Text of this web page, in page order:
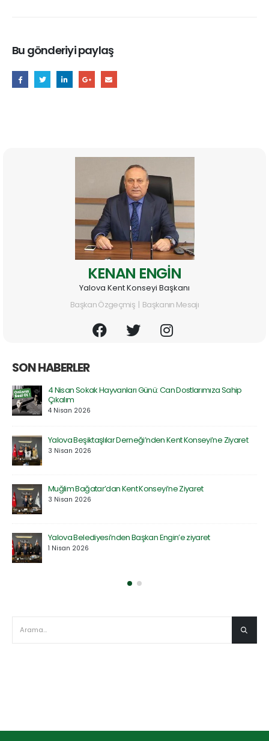
Bu gönderiyi paylaş
KENAN ENGİN
Yalova Kent Konseyi Başkanı
Başkan Özgeçmiş | Başkanın Mesajı
SON HABERLER
Prof. Dr. Serdar Geri’ye Rektör Yardımcılığı Görevinde
Olsun Ziyareti
30 Mart 2026
Özel Atakent Hastanesi ile İndirim Protokolü İmzalandı
30 Mart 2026
Saadet Partisi Heyetinden Kent Konseyi’ne Ziyaret
27 Mart 2026
Defne Ekolojik Orman Parkı’nın Temel Atma Töreni
Gerçekleştirildi